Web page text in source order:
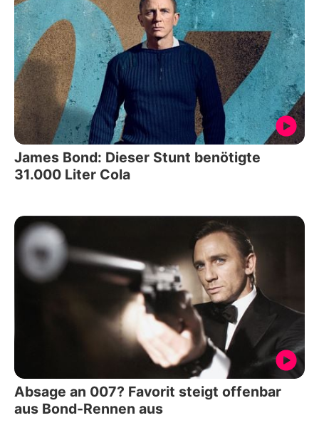
James Bond: Dieser Stunt benötigte
31.000 Liter Cola
Absage an 007? Favorit steigt offenbar
aus Bond-Rennen aus